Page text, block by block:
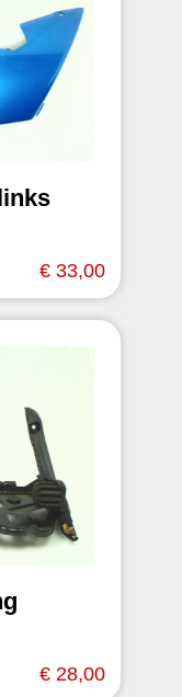
€ 33,00
€ 28,00